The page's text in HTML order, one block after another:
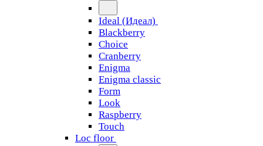
Ideal (Идеал)
Blackberry
Choice
Cranberry
Enigma
Enigma classic
Form
Look
Raspberry
Touch
Loc floor